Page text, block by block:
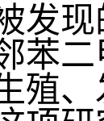
发
苯
殖